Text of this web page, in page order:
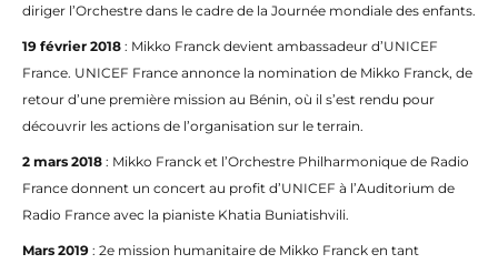
diriger l’Orchestre dans le cadre de la Journée mondiale des enfants.
19 février 2018 : Mikko Franck devient ambassadeur d’UNICEF
France. UNICEF France annonce la nomination de Mikko Franck, de
retour d’une première mission au Bénin, où il s’est rendu pour
découvrir les actions de l’organisation sur le terrain.
2 mars 2018 : Mikko Franck et l’Orchestre Philharmonique de Radio
France donnent un concert au profit d’UNICEF à l’Auditorium de
Radio France avec la pianiste Khatia Buniatishvili.
Mars 2019 : 2e mission humanitaire de Mikko Franck en tant